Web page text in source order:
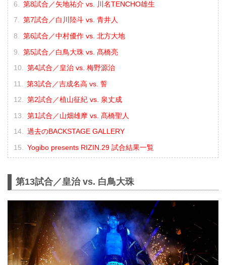
第8試合／矢地祐介 vs. 川名TENCHO雄生
第7試合／白川陸斗 vs. 青井人
第6試合／中村優作 vs. 北方大地
第5試合／白鳥大珠 vs. 髙橋亮
第4試合／皇治 vs. 梅野源治
第3試合／吉成名高 vs. 誓
第2試合／植山征紀 vs. 泉丈成
第1試合／山畑雄摩 vs. 髙橋聖人
過去のBACKSTAGE GALLERY
Yogibo presents RIZIN.29 試合結果一覧
第13試合／皇治 vs. 白鳥大珠